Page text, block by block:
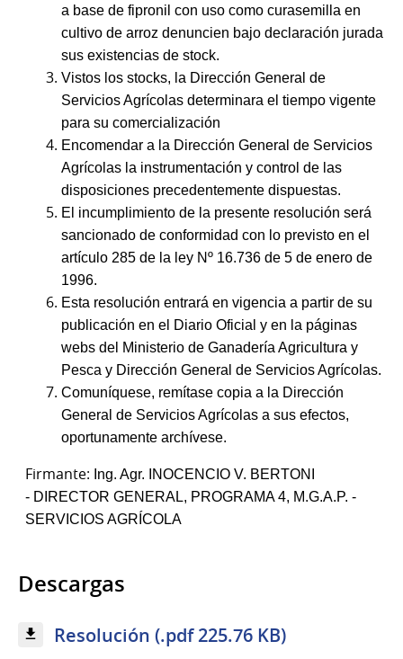
a base de fipronil con uso como curasemilla en
cultivo de arroz denuncien bajo declaración jurada
sus existencias de stock.
Vistos los stocks, la Dirección General de
Servicios Agrícolas determinara el tiempo vigente
para su comercialización
Encomendar a la Dirección General de Servicios
Agrícolas la instrumentación y control de las
disposiciones precedentemente dispuestas.
El incumplimiento de la presente resolución será
sancionado de conformidad con lo previsto en el
artículo 285 de la ley Nº 16.736 de 5 de enero de
1996.
Esta resolución entrará en vigencia a partir de su
publicación en el Diario Oficial y en la páginas
webs del Ministerio de Ganadería Agricultura y
Pesca y Dirección General de Servicios Agrícolas.
Comuníquese, remítase copia a la Dirección
General de Servicios Agrícolas a sus efectos,
oportunamente archívese.
Firmante: Ing. Agr. INOCENCIO V. BERTONI
- DIRECTOR GENERAL, PROGRAMA 4, M.G.A.P. -
SERVICIOS AGRÍCOLA
Descargas
Resolución (.pdf 225.76 KB)